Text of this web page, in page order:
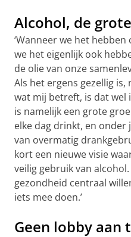
Alcohol, de
‘Wanneer we het
we het eigenlijk ook
de olie van onze
Als het ergens gezellig
wat mij betreft, is dat wel
is namelijk een grote
elke dag drinkt, en onder
van overmatig
kort een nieuwe visie
veilig gebruik van
gezondheid centraal
iets mee doen.’
Geen lobby aan